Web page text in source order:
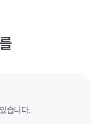
습니다.